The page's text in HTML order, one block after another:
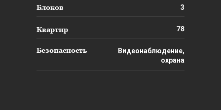
Блоков
Квартир
3
78
Безопасность
Видеонаблюдение,
охрана